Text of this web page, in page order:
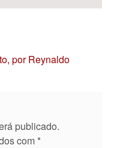
por Reynaldo
publicado.
com *